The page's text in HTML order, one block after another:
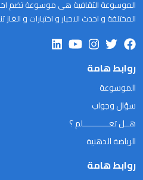
الموسوعة الثقافية هى موسوعة تضم
المختلفة و احدث الاخبار و اختبارات و
روابط هامة
الموسوعة
سؤال وجواب
هــل تعـــــــــــلم ؟
الرياضة الذهنية
روابط هامة